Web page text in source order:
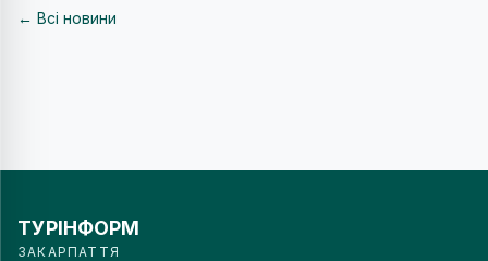
← Всі новини
ТУРІНФОРМ
ЗАКАРПАТТЯ